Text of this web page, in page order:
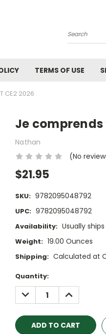
Search
TERMS OF USE
CE2 2026
Je comprends
Nathan
(No
$21.95
SKU: 9782095048792
UPC: 9782095048792
Availability: Usually
Weight: 19.00 Ounces
Shipping: Calculated at
Current
Stock:
Quantity:
DECREASE
QUANTITY:
INCREASE
QUANTITY: